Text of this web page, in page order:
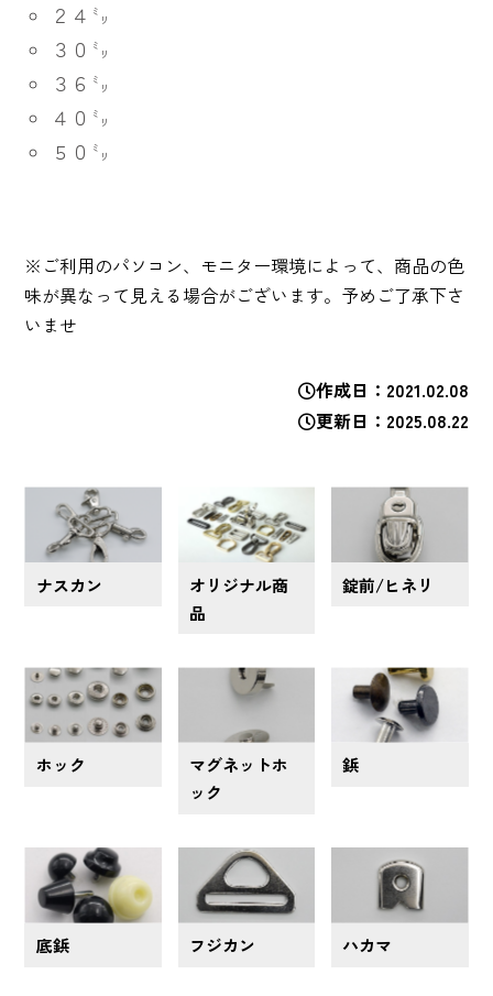
２４㍉
３０㍉
３６㍉
４０㍉
５０㍉
※ご利用のパソコン、モニター環境によって、商品の色
味が異なって見える場合がございます。予めご了承下さ
いませ
作成日
2021.02.08
更新日
2025.08.22
ナスカン
オリジナル商
品
錠前/ヒネリ
ホック
マグネットホ
ック
鋲
底鋲 フジカン ハカマ